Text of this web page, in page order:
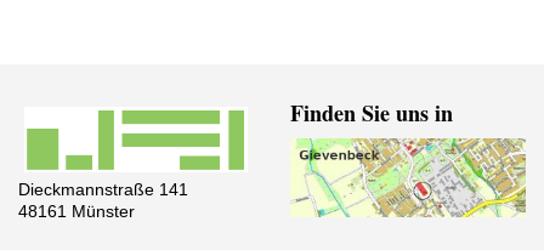
Dieckmannstraße 141
48161 Münster
Finden Sie uns in